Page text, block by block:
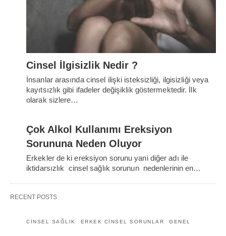
Cinsel İlgisizlik Nedir ?
İnsanlar arasında cinsel ilişki isteksizliği, ilgisizliği veya
kayıtsızlık gibi ifadeler değişiklik göstermektedir. İlk
olarak sizlere…
Çok Alkol Kullanımı Ereksiyon
Sorununa Neden Oluyor
Erkekler de ki ereksiyon sorunu yani diğer adı ile
iktidarsızlık cinsel sağlık sorunun nedenlerinin en…
RECENT POSTS
CINSEL SAĞLIK ERKEK CINSEL SORUNLAR GENEL